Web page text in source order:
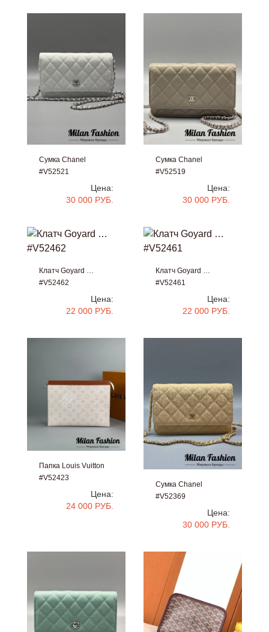
Сумка Chanel
#V52521
Цена:
30 000 РУБ.
Сумка Chanel
#V52519
Цена:
30 000 РУБ.
Клатч Goyard …
#V52462
Цена:
22 000 РУБ.
Клатч Goyard …
#V52461
Цена:
22 000 РУБ.
Папка Louis Vuitton
#V52423
Цена:
24 000 РУБ.
Сумка Chanel
#V52369
Цена:
30 000 РУБ.